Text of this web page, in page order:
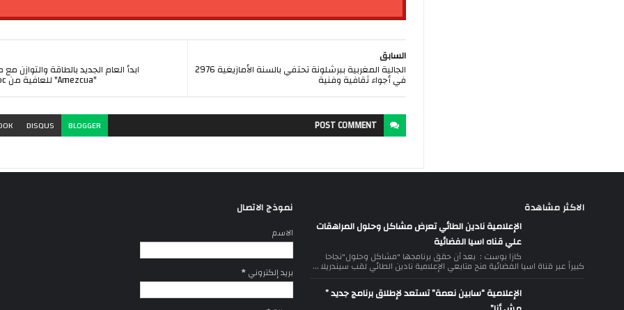
ابدأ العام الجديد بالطاقة والتوازن
"Amezcua" للعافية من QN Maroc
السابق
الجالية المغربية ببرشلونة تحتفي بالسنة الأمازيغية 2976
في أجواء ثقافية وفنية
POSTCOMMENT
BLOGGER
DISQUS
الاكثر مشاهدة
الإعلامية نادين الطائي تعرض مشاكل وحلول المراهقات
علي قناه اسيا الفضائية
كازا بوست : بعد أن حقق برنامجها "مشاكل وحلول"نجاحا
كبيراً عبر قناة اسيا الفضائية منح متابعي الإعلامية نادين الطائي لقب سيندريلا ...
الإعلامية “سابين نعمة” تستعد لإطلاق برنامج جديد ”
نموذج الاتصال
الاسم
بريد إلكتروني*